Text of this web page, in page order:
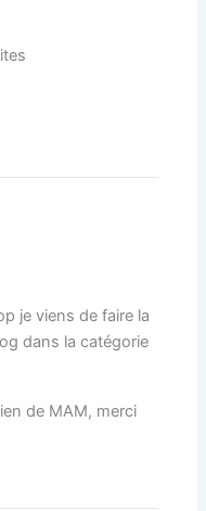
je viens de faire la
dans la catégorie
de MAM, merci